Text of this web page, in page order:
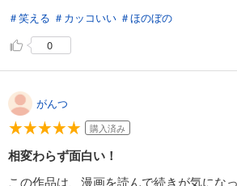
＃笑える ＃カッコいい ＃ほのぼの
0
がんつ
購入済み
相変わらず面白い！
この作品は、漫画を読んで続きが気にな